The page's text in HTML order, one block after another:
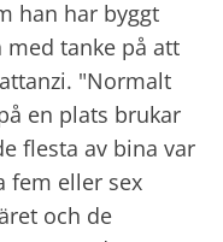
han har byggt
med tanke på att
"Normalt
en plats brukar
flesta av bina var
fem eller sex
och de